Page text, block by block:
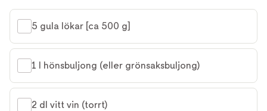
5 gula lökar [ca 500 g]
1 l hönsbuljong (eller grönsaksbuljong)
2 dl vitt vin (torrt)